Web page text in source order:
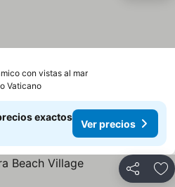
con vistas al mar
Vaticano
exactos
Ver precios
Compartir